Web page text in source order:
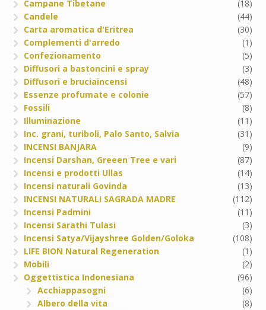
Campane Tibetane
(18)
Candele
(44)
Carta aromatica d'Eritrea
(30)
Complementi d'arredo
(1)
Confezionamento
(5)
Diffusori a bastoncini e spray
(3)
Diffusori e bruciaincensi
(48)
Essenze profumate e colonie
(57)
Fossili
(8)
Illuminazione
(11)
Inc. grani, turiboli, Palo Santo, Salvia
(31)
INCENSI BANJARA
(9)
Incensi Darshan, Greeen Tree e vari
(87)
Incensi e prodotti Ullas
(14)
Incensi naturali Govinda
(13)
INCENSI NATURALI SAGRADA MADRE
(112)
Incensi Padmini
(11)
Incensi Sarathi Tulasi
(3)
Incensi Satya/Vijayshree Golden/Goloka
(108)
LIFE BION Natural Regeneration
(1)
Mobili
(2)
Oggettistica Indonesiana
(96)
Acchiappasogni
(6)
Albero della vita
(8)